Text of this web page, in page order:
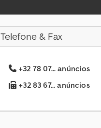
Telefone & Fax
+32 78 07... anúncios
+32 83 67... anúncios